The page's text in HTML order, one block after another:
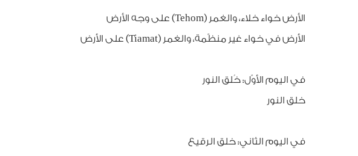
الأرض خواء خلاء، والغمر (Tehom) على وجه الأرض
الأرض في خواء غير منظّمة، والغمر (Tiamat) على الأرض
في اليوم الأوّل: خُلق النور
خلق النور
في اليوم الثاني: خلق الرقيع